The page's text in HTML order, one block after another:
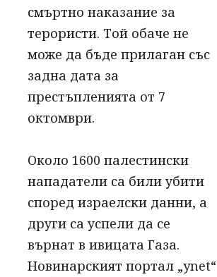
смъртно наказание за
терористи. Той обаче не
може да бъде прилаган със
задна дата за
престъпленията от 7
октомври.
Около 1600 палестински
нападатели са били убити
според израелски данни, а
други са успели да се
върнат в ивицата Газа.
Новинарският портал „ynet“